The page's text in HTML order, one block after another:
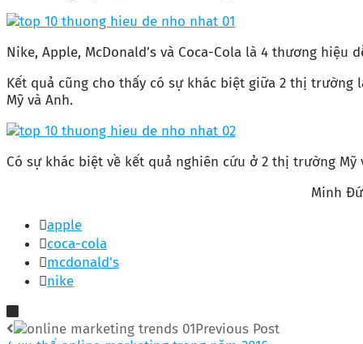
Nike, Apple, McDonald’s và Coca-Cola là 4 thương hiệu
Kết quả cũng cho thấy có sự khác biệt giữa 2 thị trường
Mỹ và Anh.
Có sự khác biệt về kết quả nghiên cứu ở 2 thị trường Mỹ
Minh
apple
coca-cola
mcdonald's
nike
Previous Post